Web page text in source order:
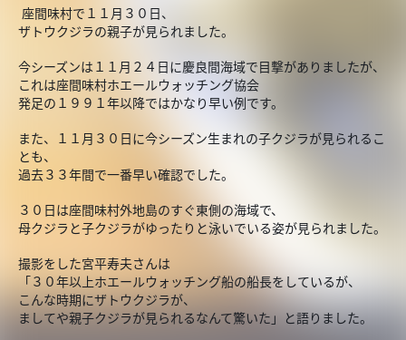
座間味村で１１月３０日、
ザトウクジラの親子が見られました。
今シーズンは１１月２４日に慶良間海域で目撃がありましたが、
これは座間味村ホエールウォッチング協会
発足の１９９１年以降ではかなり早い例です。
また、１１月３０日に今シーズン生まれの子クジラが見られるこ
とも、
過去３３年間で一番早い確認でした。
３０日は座間味村外地島のすぐ東側の海域で、
母クジラと子クジラがゆったりと泳いでいる姿が見られました。
撮影をした宮平寿夫さんは
「３０年以上ホエールウォッチング船の船長をしているが、
こんな時期にザトウクジラが、
ましてや親子クジラが見られるなんて驚いた」と語りました。